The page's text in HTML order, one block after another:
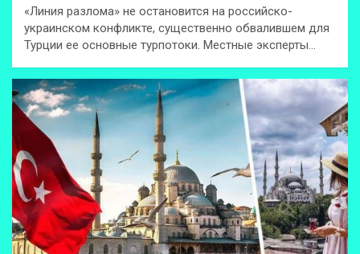
«Линия разлома» не остановится на российско-
украинском конфликте, существенно обвалившем для
Турции ее основные турпотоки. Местные эксперты…